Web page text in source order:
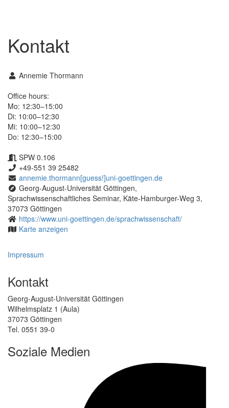
Kontakt
Annemie Thormann
Office hours:
Mo: 12:30–15:00
Di: 10:00–12:30
Mi: 10:00–12:30
Do: 12:30–15:00
SPW 0.106
+49-551 39 25482
annemie.thormann[guess!]uni-goettingen.de
Georg-August-Universität Göttingen,
Sprachwissenschaftliches Seminar, Käte-Hamburger-Weg 3,
37073 Göttingen
https://www.uni-goettingen.de/sprachwissenschaft/
Karte anzeigen
Impressum
Kontakt
Georg-August-Universität Göttingen
Wilhelmsplatz 1 (Aula)
37073 Göttingen
Tel. 0551 39-0
Soziale Medien